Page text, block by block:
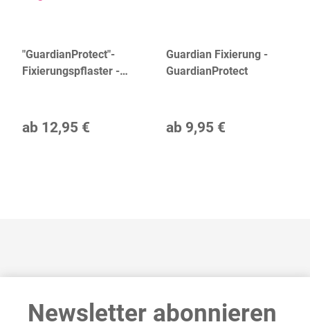
"GuardianProtect"-
Fixierungspflaster -
ab 12,95 €
Guardian Fixierung -
GuardianProtect
ab 9,95 €
Newsletter abonnieren